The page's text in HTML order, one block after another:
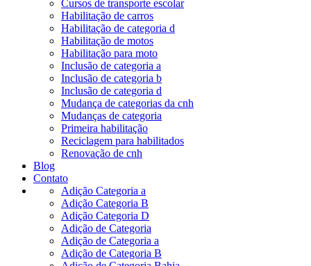
Cursos de transporte escolar
Habilitação de carros
Habilitação de categoria d
Habilitação de motos
Habilitação para moto
Inclusão de categoria a
Inclusão de categoria b
Inclusão de categoria d
Mudança de categorias da cnh
Mudanças de categoria
Primeira habilitação
Reciclagem para habilitados
Renovação de cnh
Blog
Contato
Adição Categoria a
Adição Categoria B
Adição Categoria D
Adição de Categoria
Adição de Categoria a
Adição de Categoria B